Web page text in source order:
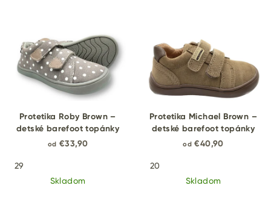
Protetika Roby Brown –
detské barefoot topánky
od €33,90
29
Skladom
Protetika Michael Brown –
detské barefoot topánky
od €40,90
20
Skladom